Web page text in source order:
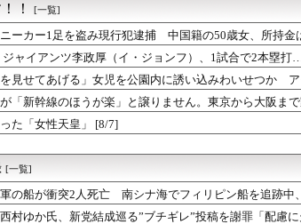
人民、中国人民と連帯して戦おー！悪政高市を打倒...
ョンフが痛恨ミス 9回2死からまさか…サヨナ...
島原爆投下に関して「同情を得ようと核被害者の立場...
する“しょこたん”が天下を取れなかった理由
喫煙・飲酒より多い衝撃の真実
付けが正解？ブリッジ剥き出しの謎を考察
」は予備洗浄だった！日本の飲食店の衛生習慣を解説
実に戻す」発言は「私の覚悟」
女性が「日本人と間違われた」衝撃エピソードが示す...
で市の権力を奪った1967年1月
！ [一覧]
ーカー1足を盗み現行犯逮捕 中国籍の50歳女、所持金
ャイアンツ李政厚（イ・ジョンフ）、1試合で2本塁打
見せてあげる」女児を公園内に誘い込みわいせつか
」75歳男を逮捕 [8/7]
「新幹線のほうが楽」と譲りません。東京から大阪ま
のですが、実際の費用はどれくらい違うのでしょうか？
た「女性天皇」 [8/7]
[一覧]
の船が衝突2人死亡 南シナ海でフィリピン船を追跡中
村ゆか氏、新党結成巡る”ブチギレ”投稿を謝罪「配慮